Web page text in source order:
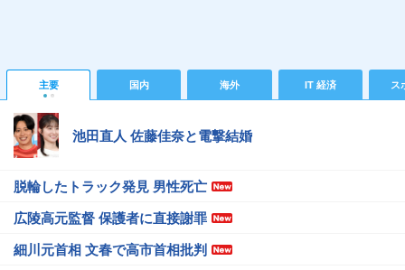
主要 国内 海外 IT 経済 ス
池田直人 佐藤佳奈と電撃結婚
脱輪したトラック発見 男性死亡
広陵高元監督 保護者に直接謝罪
細川元首相 文春で高市首相批判